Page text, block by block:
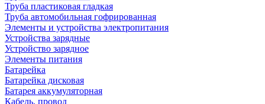
Труба пластиковая гладкая
Труба автомобильная гофрированная
Элементы и устройства электропитания
Устройства зарядные
Устройство зарядное
Элементы питания
Батарейка
Батарейка дисковая
Батарея аккумуляторная
Кабель, провод